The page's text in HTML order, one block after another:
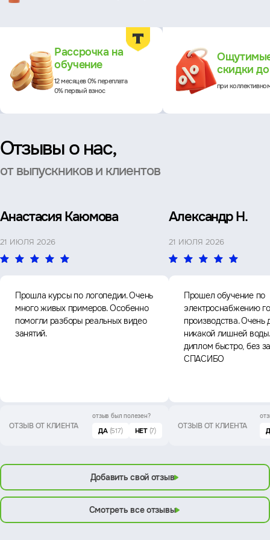
Рассрочка на
обучение
12 месяцев 0% переплата
0% первый взнос
скидки
при
Отзывы о нас,
от выпускников и клиентов
Анастасия Каюмова
21 ИЮЛЯ 2026
Прошла курсы по логопедии. Очень
много живых примеров. Особенно
помогли разборы реальных видео
занятий.
ОТЗЫВ ОТ КЛИЕНТА
отзыв был полезен?
ДА (517) НЕТ (7)
Александр Н.
21 ИЮЛЯ 2026
Прошел обучение по
электроснабжению
производства. Очень
никакой лишней
диплом быстро, без
СПАСИБО
ОТЗЫВ ОТ КЛИЕНТА
Добавить свой отзыв
Смотреть все отзывы